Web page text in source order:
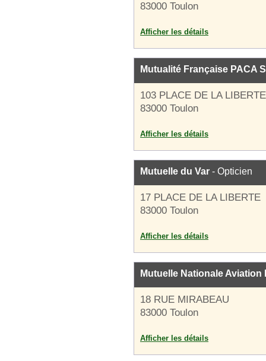
83000 Toulon
Afficher les détails
Mutualité Française PACA
103 PLACE DE LA LIBERTE
83000 Toulon
Afficher les détails
Mutuelle du Var - Opticien
17 PLACE DE LA LIBERTE
83000 Toulon
Afficher les détails
Mutuelle Nationale Aviation
18 RUE MIRABEAU
83000 Toulon
Afficher les détails